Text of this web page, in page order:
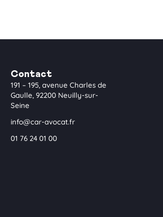
Contact
191 – 195, avenue Charles de
Gaulle, 92200 Neuilly-sur-
Seine
info@car-avocat.fr
01 76 24 01 00